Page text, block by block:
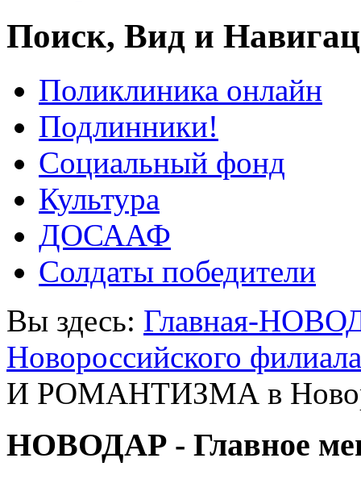
Поиск, Вид и
Поликлиника онлайн
Подлинники!
Социальный фонд
Культура
ДОСААФ
Солдаты победители
Вы здесь: Главная-
Новороссийского
И РОМАНТИЗМА в
НОВОДАР - Главное